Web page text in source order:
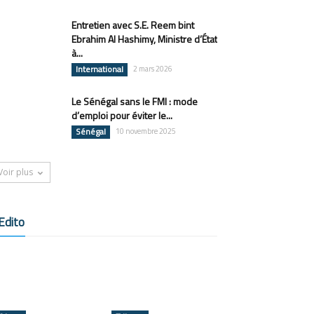
Entretien avec S.E. Reem bint
Ebrahim Al Hashimy, Ministre d’État
à...
International 2 mars 2026
Le Sénégal sans le FMI : mode
d’emploi pour éviter le...
Sénégal 10 novembre 2025
plus